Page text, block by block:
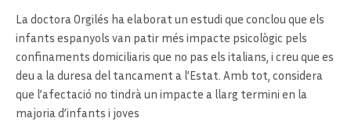
La doctora Orgilés ha elaborat un estudi que conclou que els
infants espanyols van patir més impacte psicològic pels
confinaments domiciliaris que no pas els italians, i creu que es
deu a la duresa del tancament a l’Estat. Amb tot, considera
que l’afectació no tindrà un impacte a llarg termini en la
majoria d’infants i joves